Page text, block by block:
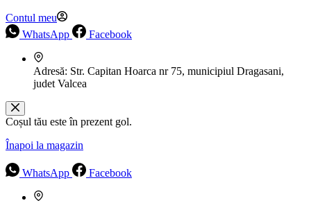
Contul meu
WhatsApp
Facebook
Adresă: Str. Capitan Hoarca nr 75, municipiul Dragasani,
judet Valcea
Coșul tău este în prezent gol.
Înapoi la magazin
WhatsApp Facebook